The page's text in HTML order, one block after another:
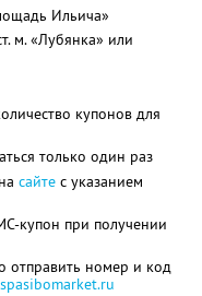
Ильича»
м. «Лубянка» или
купонов для
только один раз
сайте с указанием
купон при получении
отправить номер и код